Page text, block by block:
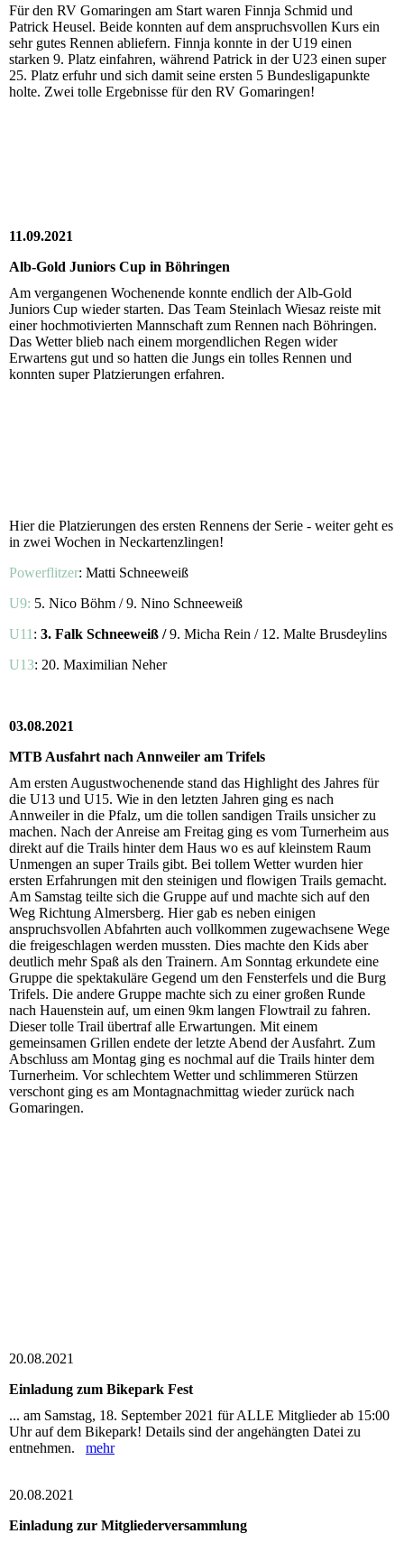
Für den RV Gomaringen am Start waren Finnja Schmid und
Patrick Heusel. Beide konnten auf dem anspruchsvollen Kurs ein
sehr gutes Rennen abliefern. Finnja konnte in der U19 einen
starken 9. Platz einfahren, während Patrick in der U23 einen super
25. Platz erfuhr und sich damit seine ersten 5 Bundesligapunkte
holte. Zwei tolle Ergebnisse für den RV Gomaringen!
11.09.2021
Alb-Gold Juniors Cup in Böhringen
Am vergangenen Wochenende konnte endlich der Alb-Gold
Juniors Cup wieder starten. Das Team Steinlach Wiesaz reiste mit
einer hochmotivierten Mannschaft zum Rennen nach Böhringen.
Das Wetter blieb nach einem morgendlichen Regen wider
Erwartens gut und so hatten die Jungs ein tolles Rennen und
konnten super Platzierungen erfahren.
Hier die Platzierungen des ersten Rennens der Serie - weiter geht es
in zwei Wochen in Neckartenzlingen!
Powerflitzer: Matti Schneeweiß
U9: 5. Nico Böhm / 9. Nino Schneeweiß
U11 : 3. Falk Schneeweiß /9. Micha Rein / 12. Malte Brusdeylins
U13: 20. Maximilian Neher
03.08.2021
MTB Ausfahrt nach Annweiler am Trifels
Am ersten Augustwochenende stand das Highlight des Jahres für
die U13 und U15. Wie in den letzten Jahren ging es nach
Annweiler in die Pfalz, um die tollen sandigen Trails unsicher zu
machen. Nach der Anreise am Freitag ging es vom Turnerheim aus
direkt auf die Trails hinter dem Haus wo es auf kleinstem Raum
Unmengen an super Trails gibt. Bei tollem Wetter wurden hier
ersten Erfahrungen mit den steinigen und flowigen Trails gemacht.
Am Samstag teilte sich die Gruppe auf und machte sich auf den
Weg Richtung Almersberg. Hier gab es neben einigen
anspruchsvollen Abfahrten auch vollkommen zugewachsene Wege
die freigeschlagen werden mussten. Dies machte den Kids aber
deutlich mehr Spaß als den Trainern. Am Sonntag erkundete eine
Gruppe die spektakuläre Gegend um den Fensterfels und die Burg
Trifels. Die andere Gruppe machte sich zu einer großen Runde
nach Hauenstein auf, um einen 9km langen Flowtrail zu fahren.
Dieser tolle Trail übertraf alle Erwartungen. Mit einem
gemeinsamen Grillen endete der letzte Abend der Ausfahrt. Zum
Abschluss am Montag ging es nochmal auf die Trails hinter dem
Turnerheim. Vor schlechtem Wetter und schlimmeren Stürzen
verschont ging es am Montagnachmittag wieder zurück nach
Gomaringen.
20.08.2021
Einladung zum Bikepark Fest
... am Samstag, 18. September 2021 für ALLE Mitglieder ab 15:00
Uhr auf dem Bikepark! Details sind der angehängten Datei zu
entnehmen. mehr
20.08.2021
Einladung zur Mitgliederversammlung